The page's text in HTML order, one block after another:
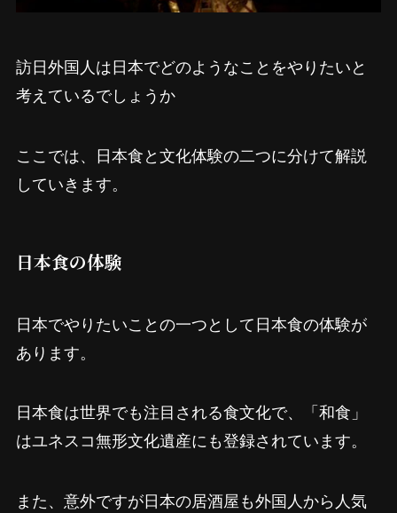
訪日外国人は日本でどのようなことをやりたいと
考えているでしょうか
ここでは、日本食と文化体験の二つに分けて解説
していきます。
日本食の体験
日本でやりたいことの一つとして日本食の体験が
あります。
日本食は世界でも注目される食文化で、「和食」
はユネスコ無形文化遺産にも登録されています。
また、意外ですが日本の居酒屋も外国人から人気